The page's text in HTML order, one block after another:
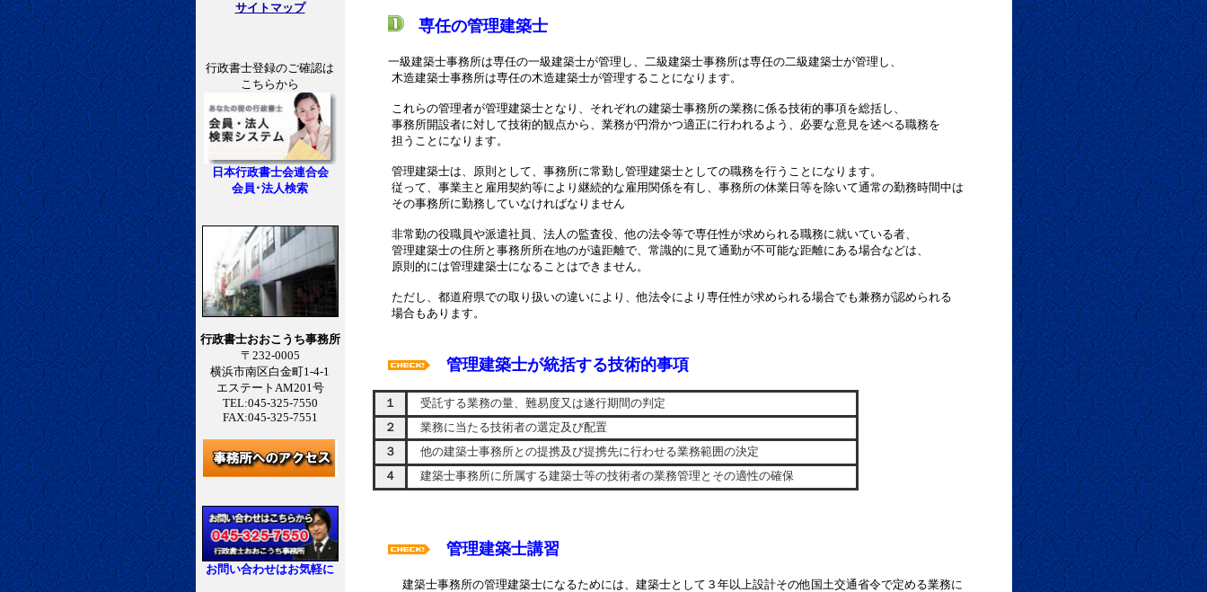
サイトマップ
行政書士登録のご確認は
こちらから
日本行政書士会連合会
会員･法人検索
行政書士おおこうち事務所
〒232-0005
横浜市南区白金町1-4-1
エステートAM201号
TEL:045-325-7550
FAX:045-325-7551
お問い合わせはお気軽に
専任の管理建築士
一級建築士事務所は専任の一級建築士が管理し、二級建築士事務所は専任の二級建築士が管理し、
木造建築士事務所は専任の木造建築士が管理することになります。
これらの管理者が管理建築士となり、それぞれの建築士事務所の業務に係る技術的事項を総括し、
事務所開設者に対して技術的観点から、業務が円滑かつ適正に行われるよう、必要な意見を述べる職務を
担うことになります。
管理建築士は、原則として、事務所に常勤し管理建築士としての職務を行うことになります。
従って、事業主と雇用契約等により継続的な雇用関係を有し、事務所の休業日等を除いて通常の勤務時間中は
その事務所に勤務していなければなりません
非常勤の役職員や派遣社員、法人の監査役、他の法令等で専任性が求められる職務に就いている者、
管理建築士の住所と事務所所在地のが遠距離で、常識的に見て通勤が不可能な距離にある場合などは、
原則的には管理建築士になることはできません。
ただし、都道府県での取り扱いの違いにより、他法令により専任性が求められる場合でも兼務が認められる
場合もあります。
管理建築士が統括する技術的事項
１
受託する業務の量、難易度又は遂行期間の判定
２
業務に当たる技術者の選定及び配置
３
他の建築士事務所との提携及び提携先に行わせる業務範囲の決定
４
建築士事務所に所属する建築士等の技術者の業務管理とその適性の確保
管理建築士講習
建築士事務所の管理建築士になるためには、建築士として３年以上設計その他国土交通省令で定める業務に